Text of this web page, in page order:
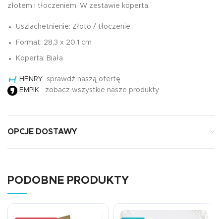
złotem i tłoczeniem. W zestawie koperta.
Uszlachetnienie: Złoto / tłoczenie
Format: 28,3 x 20,1 cm
Koperta: Biała
HENRY sprawdź naszą ofertę
EMPIK zobacz wszystkie nasze produkty
OPCJE DOSTAWY
PODOBNE PRODUKTY